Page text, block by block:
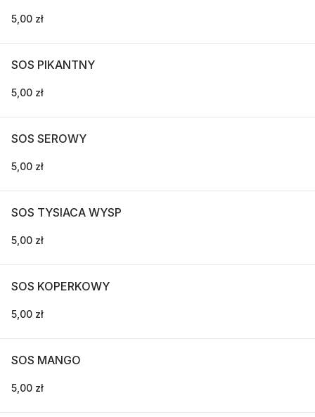
5,00 zł
SOS PIKANTNY
5,00 zł
SOS SEROWY
5,00 zł
SOS TYSIACA WYSP
5,00 zł
SOS KOPERKOWY
5,00 zł
SOS MANGO
5,00 zł